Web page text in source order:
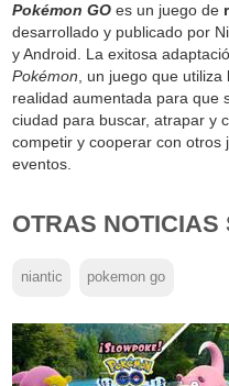
Pokémon GO es un juego de
desarrollado y publicado por
y Android. La exitosa
Pokémon, un juego que
realidad aumentada para que
ciudad para buscar, atrapar y
competir y cooperar con
eventos.
OTRAS NOTICIAS
niantic pokemon go